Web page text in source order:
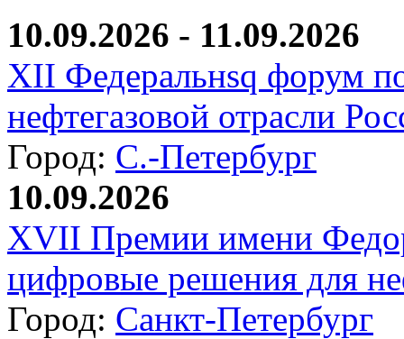
10.09.2026 - 11.09.2026
XII Федеральнsq форум
нефтегазовой отрасли
Город: С.-Петербург
10.09.2026
XVII Премии имени
цифровые решения для
Город: Санкт-Петербург